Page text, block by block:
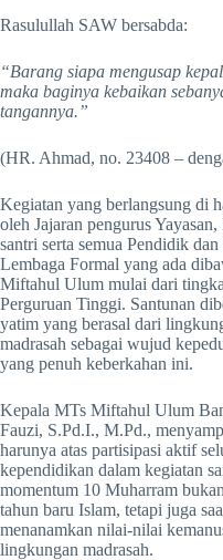
Rasulullah SAW bersabda:
“Barang siapa mengusap
maka baginya kebaikan
tangannya.”
(HR. Ahmad, no. 23408 –
Kegiatan yang berlangsung di
oleh Jajaran pengurus
santri serta semua Pendidik
Lembaga Formal yang ada
Miftahul Ulum mulai dari
Perguruan Tinggi. Santunan
yatim yang berasal dari
madrasah sebagai wujud
yang penuh keberkahan ini.
Kepala MTs Miftahul Ulum
Fauzi, S.Pd.I., M.Pd.,
harunya atas partisipasi aktif
kependidikan dalam kegiatan
momentum 10 Muharram
tahun baru Islam, tetapi juga
menanamkan nilai-nilai
lingkungan madrasah.